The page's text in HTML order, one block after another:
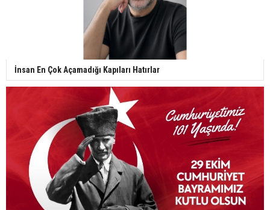
İnsan En Çok Açamadığı Kapıları Hatırlar